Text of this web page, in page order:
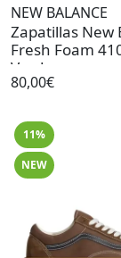
NEW BALANCE
Zapatillas New
Fresh Foam
Verde
80,00€
11%
NEW